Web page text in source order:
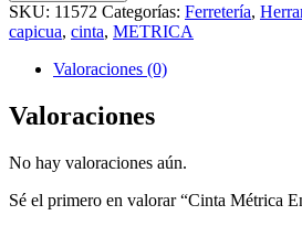
SKU: 11572 Categorías: Ferretería,
capicua, cinta, METRICA
Valoraciones (0)
Valoraciones
No hay valoraciones aún.
Sé el primero en valorar “Cinta Métrica